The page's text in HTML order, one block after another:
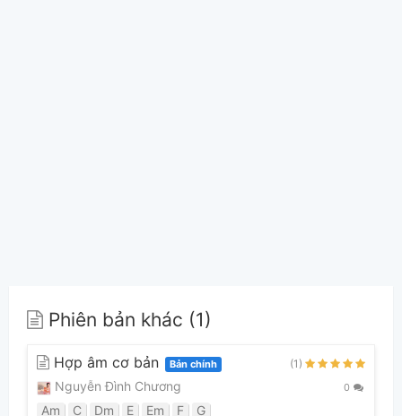
Phiên bản khác (1)
Hợp âm cơ bản Bản chính (1)
Nguyễn Đình Chương 0
Am C Dm E Em F G